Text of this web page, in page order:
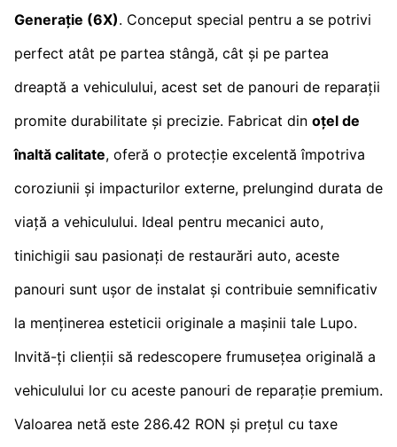
Generație (6X). Conceput special pentru a se potrivi
perfect atât pe partea stângă, cât și pe partea
dreaptă a vehiculului, acest set de panouri de reparații
promite durabilitate și precizie. Fabricat din oțel de
înaltă calitate, oferă o protecție excelentă împotriva
coroziunii și impacturilor externe, prelungind durata de
viață a vehiculului. Ideal pentru mecanici auto,
tinichigii sau pasionați de restaurări auto, aceste
panouri sunt ușor de instalat și contribuie semnificativ
la menținerea esteticii originale a mașinii tale Lupo.
Invită-ți clienții să redescopere frumusețea originală a
vehiculului lor cu aceste panouri de reparație premium.
Valoarea netă este 286.42 RON și prețul cu taxe